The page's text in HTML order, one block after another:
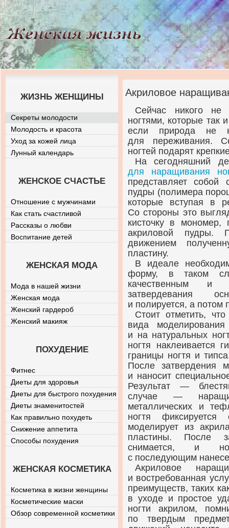
Акриловое
Сейчас никого
ногтями, которые так
если природа не
для переживания.
ногтей подарят
На сегодняшний
для наращивания
представляет собой
пудры (полимера
которые вступая в
Со стороны это
кисточку в мономер,
акриловой пудры.
движением
пластину.
В идеале
форму, в таком
качественным и
затвердевания
и полируется, а потом
Стоит отметить,
вида
и на натуральных
ногтя наклеивается
границы ногтя и
После затвердения
и наносит
Результат —
случае —
металлических и
ногтя
моделирует из
пластины. После
снимается, и
с последующим
Акриловое
и востребованная
преимуществ, таких
в уходе и простое
ногти акрилом,
по твердым
ЖИЗНЬ ЖЕНЩИНЫ
Секреты молодости
Молодость и красота
Уход за кожей лица
Лунный календарь
ЖЕНСКОЕ СЧАСТЬЕ
Отношение с мужчинами
Как стать счастливой
Рассказы о любви
Воспитание детей
ЖЕНСКАЯ МОДА
Мода в нашей жизни
Женская мода
Женский гардероб
Женский макияж
ПОХУДЕНИЕ
Фитнес
Диеты для здоровья
Диеты для быстрого похудения
Диеты знаменитостей
Как правильно похудеть
Снижение аппетита
Способы похудения
ЖЕНСКАЯ КОСМЕТИКА
Косметика в жизни женщины
Косметические маски
Обзор современной косметики